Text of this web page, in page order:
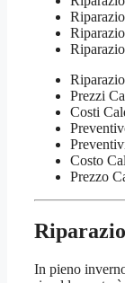
Prezzi
Costi
Costo
Prezzo
In pieno